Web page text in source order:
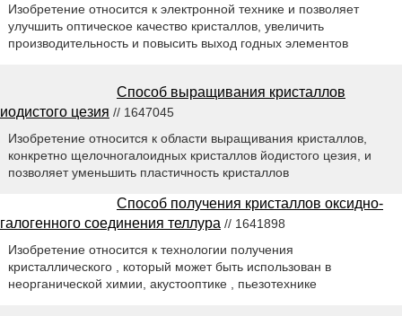
Изобретение относится к электронной технике и позволяет
улучшить оптическое качество кристаллов, увеличить
производительность и повысить выход годных элементов
Способ выращивания кристаллов
иодистого цезия // 1647045
Изобретение относится к области выращивания кристаллов,
конкретно щелочногалоидных кристаллов йодистого цезия, и
позволяет уменьшить пластичность кристаллов
Способ получения кристаллов оксидно-
галогенного соединения теллура // 1641898
Изобретение относится к технологии получения
кристаллического , который может быть использован в
неорганической химии, акустооптике , пьезотехнике